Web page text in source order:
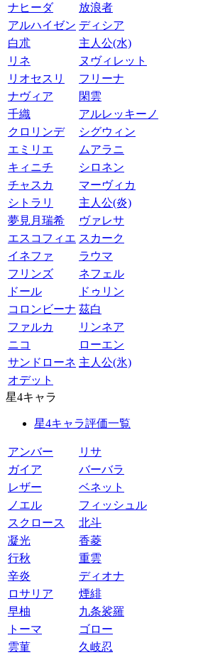
ナヒーダ
放浪者
アルハイゼン ディシア
白朮
主人公(水)
リネ
ヌヴィレット
リオセスリ
フリーナ
ナヴィア
閑雲
千織
アルレッキーノ
クロリンデ
シグウィン
エミリエ
ムアラニ
キィニチ
シロネン
チャスカ
マーヴィカ
シトラリ
主人公(炎)
夢見月瑞希
ヴァレサ
エスコフィエ スカーク
イネファ
ラウマ
フリンズ
ネフェル
ドール
ドゥリン
コロンビーナ 茲白
ファルカ
リンネア
ニコ
ローエン
サンドローネ 主人公(氷)
オデット
星4キャラ
星4キャラ評価一覧
アンバー
リサ
ガイア
バーバラ
レザー
ベネット
ノエル
フィッシュル
スクロース
北斗
凝光
香菱
行秋
重雲
辛炎
ディオナ
ロサリア
煙緋
早柚
九条裟羅
トーマ
ゴロー
雲菫
久岐忍